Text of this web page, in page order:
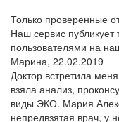
Только проверенные
Наш сервис
пользователями на
Марина, 22.02.2019
Доктор встретила
взяла анализ,
виды ЭКО. Мария
непредвзятая врач, у